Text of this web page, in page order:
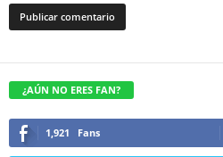
¿AÚN NO ERES FAN?
1,921 Fans